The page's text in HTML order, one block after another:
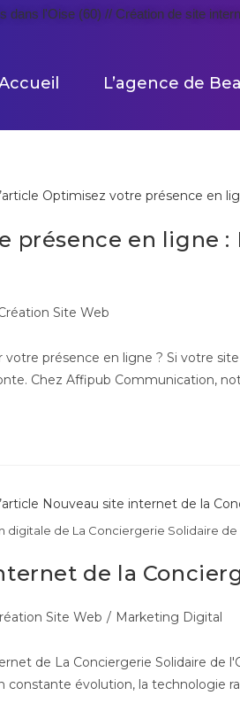
dans l'Oise (60) // Création de site
L’agence de
présence en ligne
Site Web
votre présence en ligne ? Si votre
Chez Affipub Communication,
digitale de La Conciergerie Solidaire
de la
Site Web / Marketing Digital
de La Conciergerie Solidaire de
constante évolution, la technologie